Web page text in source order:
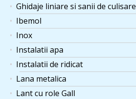
Ghidaje liniare si sanii de culisare
Ibemol
Inox
Instalatii apa
Instalatii de ridicat
Lana metalica
Lant cu role Gall